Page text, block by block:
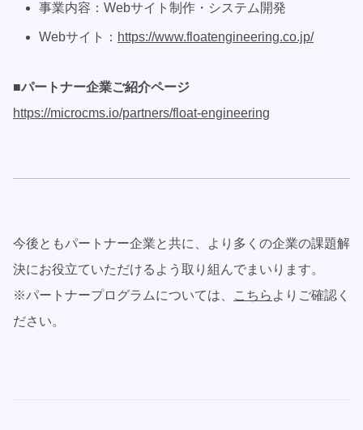
事業内容：Webサイト制作・システム開発
Webサイト： https://www.floatengineering.co.jp/
■パートナー企業ご紹介ページ
https://microcms.io/partners/float-engineering
今後ともパートナー企業と共に、より多くの企業の課題解
決にお役立ていただけるよう取り組んでまいります。
※パートナープログラムについては、
こちら よりご確認く
ださい。